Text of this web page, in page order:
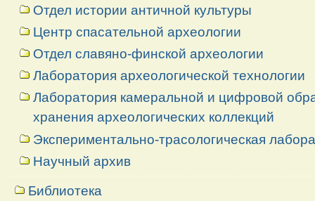
Отдел истории античной культуры
Центр спасательной археологии
Отдел славяно-финской археологии
Лаборатория археологической технологии
Лаборатория камеральной и цифровой
хранения археологических коллекций
Экспериментально-трасологическая
Научный архив
Библиотека